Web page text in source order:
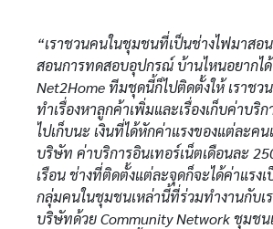
“เราชวนคนในชุมชนที่เป็นช่างไฟมาส
สอนการทดสอบอุปกรณ์ บ้านไหนอยากไ
Net2Home ทีมชุดนี้ก็ไปติดตั้งให้ เราช
ทำเรื่องหาลูกค้าเพิ่มและเรื่องเก็บค่าบริ
ไปเก็บนะ เงินที่ได้หักค่าแรงของแต่ละคน
บริษัท ค่าบริการอินเทอร์เน็ตเดือนละ
เรือน ช่างที่ติดตั้งแต่ละจุดก็จะได้ค่าแรง
กลุ่มคนในชุมชนเหล่านี้ที่ร่วมทำงานกับเ
บริษัทด้วย Community Network ชุมชน